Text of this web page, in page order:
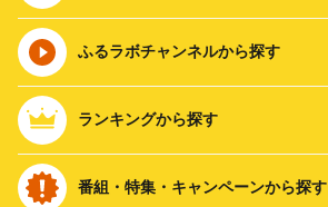
ふるラボチャンネルから探す
ランキングから探す
番組・特集・キャンペーンから探す